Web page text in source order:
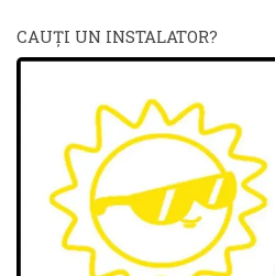
CAUŢI UN INSTALATOR?